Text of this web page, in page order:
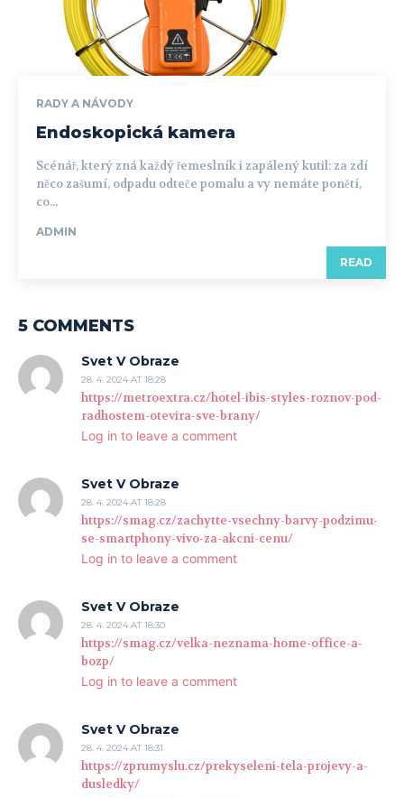
RADY A NÁVODY
Endoskopická kamera
Scénář, který zná každý řemeslník i zapálený kutil: za zdí
něco zašumí, odpadu odteče pomalu a vy nemáte ponětí,
co...
ADMIN
READ
5 COMMENTS
Svet V Obraze
28. 4. 2024 AT 18:28
https://metroextra.cz/hotel-ibis-styles-roznov-pod-
radhostem-otevira-sve-brany/
Log in to leave a comment
Svet V Obraze
28. 4. 2024 AT 18:28
https://smag.cz/zachytte-vsechny-barvy-podzimu-
se-smartphony-vivo-za-akcni-cenu/
Log in to leave a comment
Svet V Obraze
28. 4. 2024 AT 18:30
https://smag.cz/velka-neznama-home-office-a-
bozp/
Log in to leave a comment
Svet V Obraze
28. 4. 2024 AT 18:31
https://zprumyslu.cz/prekyseleni-tela-projevy-a-
dusledky/